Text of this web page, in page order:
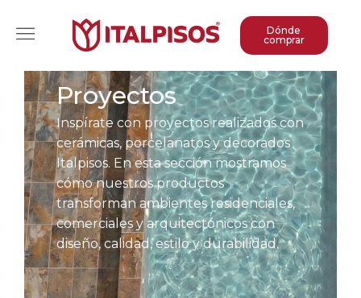
Dónde
comprar
Proyectos
Inspírate con proyectos realizados con
cerámicas, porcelanatos y decorados
Italpisos. En esta sección mostramos
cómo nuestros productos
transforman ambientes residenciales,
comerciales y arquitectónicos con
diseño, calidad, estilo y durabilidad.